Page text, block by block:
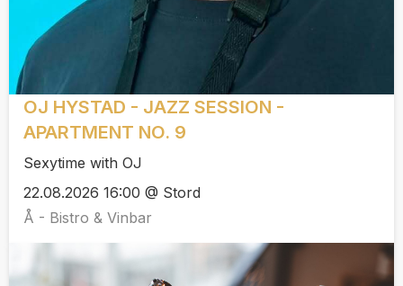
OJ HYSTAD - JAZZ SESSION -
APARTMENT NO. 9
Sexytime with OJ
22.08.2026 16:00 @ Stord
Å - Bistro & Vinbar